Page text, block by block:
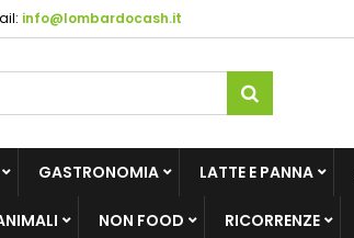
info@lombardocash.it
GASTRONOMIA LATTE E PANNA
NON FOOD RICORRENZE